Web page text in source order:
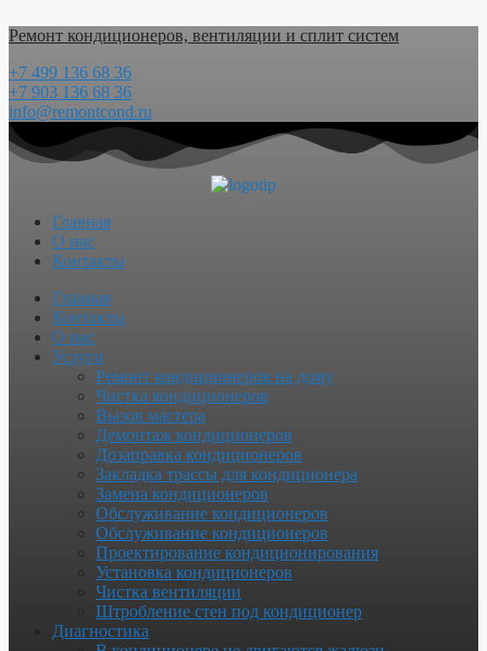
к
Ремонт кондиционеров, вентиляции и сплит систем
+7 499 136 68 36
+7 903 136 68 36
info@remontcond.ru
Главная
О нас
Контакты
Menu
Главная
Контакты
О нас
Услуги
Ремонт кондиционеров на дому
Чистка кондиционеров
Вызов мастера
Демонтаж кондиционеров
Дозаправка кондиционеров
Закладка трассы для кондиционера
Замена кондиционеров
Обслуживание кондиционеров
Обслуживание кондиционеров
Проектирование кондиционирования
Установка кондиционеров
Чистка вентиляции
Штробление стен под кондиционер
Диагностика